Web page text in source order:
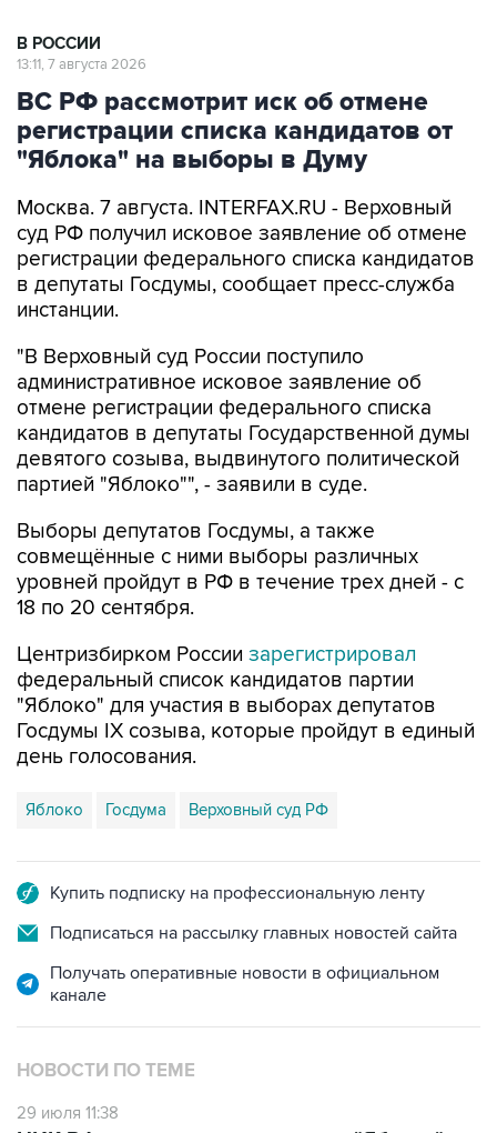
В РОССИИ
13:11, 7 августа 2026
ВС РФ рассмотрит иск об отмене
регистрации списка кандидатов от
"Яблока" на выборы в Думу
Москва. 7 августа. INTERFAX.RU - Верховный
суд РФ получил исковое заявление об отмене
регистрации федерального списка кандидатов
в депутаты Госдумы, сообщает пресс-служба
инстанции.
"В Верховный суд России поступило
административное исковое заявление об
отмене регистрации федерального списка
кандидатов в депутаты Государственной думы
девятого созыва, выдвинутого политической
партией "Яблоко"", - заявили в суде.
Выборы депутатов Госдумы, а также
совмещённые с ними выборы различных
уровней пройдут в РФ в течение трех дней - с
18 по 20 сентября.
Центризбирком России зарегистрировал
федеральный список кандидатов партии
"Яблоко" для участия в выборах депутатов
Госдумы IX созыва, которые пройдут в единый
день голосования.
Яблоко Госдума Верховный суд РФ
Купить подписку на профессиональную ленту
Подписаться на рассылку главных новостей сайта
Получать оперативные новости в официальном
канале
НОВОСТИ ПО ТЕМЕ
29 июля 11:38